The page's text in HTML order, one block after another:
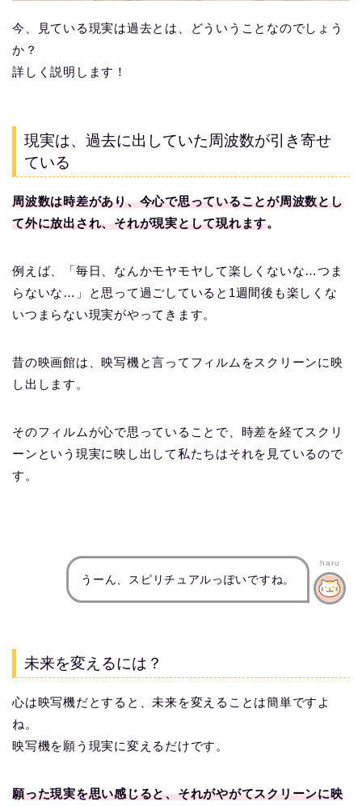
今、見ている現実は過去とは、どういうことなのでしょう
か？
詳しく説明します！
現実は、過去に出していた周波数が引き寄せ
ている
周波数は時差があり、今心で思っていることが周波数とし
て外に放出され、それが現実として現れます。
例えば、「毎日、なんかモヤモヤして楽しくないな…つま
らないな…」と思って過ごしていると1週間後も楽しくな
いつまらない現実がやってきます。
昔の映画館は、映写機と言ってフィルムをスクリーンに映
し出します。
そのフィルムが心で思っていることで、時差を経てスクリ
ーンという現実に映し出して私たちはそれを見ているので
す。
うーん、スピリチュアルっぽいですね。
haru
未来を変えるには？
心は映写機だとすると、未来を変えることは簡単ですよ
ね。
映写機を願う現実に変えるだけです。
願った現実を思い感じると、それがやがてスクリーンに映